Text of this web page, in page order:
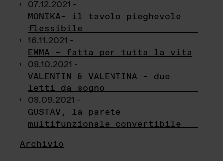
07.12.2021 -
MONIKA– il tavolo pieghevole
flessibile
16.11.2021 -
EMMA – fatta per tutta la vita
08.10.2021 -
VALENTIN & VALENTINA – due
letti da sogno
08.09.2021 -
GUSTAV, la parete
multifunzionale convertibile
Archivio